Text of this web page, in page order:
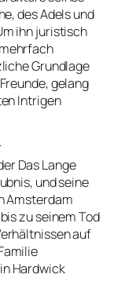
des Adels und
ihn juristisch
Grundlage
gelang
Intrigen
Das Lange
und seine
Amsterdam
zu seinem Tod
auf
Hardwick